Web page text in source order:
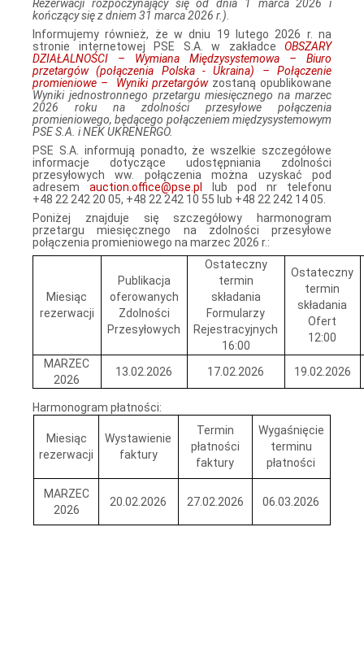
Rezerwacji rozpoczynający się od dnia 1 marca 2026 i
kończący się z dniem 31 marca 2026 r.)
Informujemy również, że w dniu 19 lutego 2026 r. na
stronie internetowej PSE S.A. w zakładce OBSZARY
DZIAŁALNOŚCI – Wymiana Międzysystemowa – Biuro
przetargów (połączenia Polska - Ukraina) – Połączenie
promieniowe – Wyniki przetargówzostaną opublikowane
Wyniki jednostronnego przetargu miesięcznego na marzec
2026 roku na zdolności przesyłowe połączenia
promieniowego, będącego połączeniem międzysystemowym
PSE S.A. i NEK UKRENERGO.
PSE S.A. informują ponadto, że wszelkie szczegółowe
informacje dotyczące udostępniania zdolności
przesyłowych ww. połączenia można uzyskać pod
adresem auction.office@pse.pl
lub pod nr telefonu
+48 22 242 20 05, +48 22 242 10 55 lub +48 22 242 14 05.
Poniżej znajduje się szczegółowy harmonogram
przetargu miesięcznego na zdolności przesyłowe
połączenia promieniowego na marzec 2026 r.:
Miesiąc
rezerwacji
Publikacja
oferowanych
Zdolności
Przesyłowych
Ostateczny
termin
składania
Formularzy
Rejestracyjnych
16:00
Ostateczny
termin
składania
Ofert
12:00
MARZEC
2026
13.02.2026 17.02.2026 19.02.2026
Harmonogram płatności:
Miesiąc
rezerwacji
Wystawienie
faktury
Termin
płatności
faktury
Wygaśnięcie
terminu
płatności
MARZEC
2026
20.02.2026 27.02.2026 06.03.2026